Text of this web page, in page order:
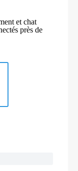
et chat
près de